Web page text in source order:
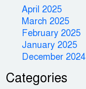
April 2025
March 2025
February 2025
January 2025
December 2024
Categories